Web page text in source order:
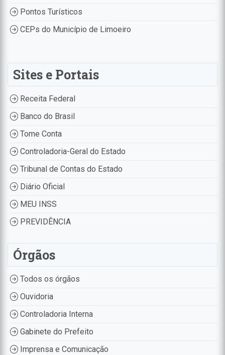
Pontos Turísticos
CEPs do Município de Limoeiro
Sites e Portais
Receita Federal
Banco do Brasil
Tome Conta
Controladoria-Geral do Estado
Tribunal de Contas do Estado
Diário Oficial
MEU INSS
PREVIDÊNCIA
Órgãos
Todos os órgãos
Ouvidoria
Controladoria Interna
Gabinete do Prefeito
Imprensa e Comunicação